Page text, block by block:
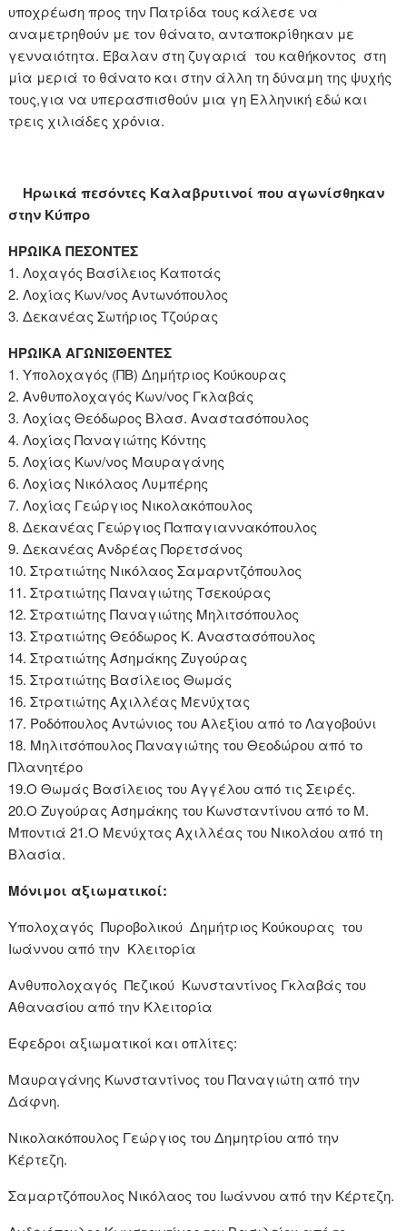
υποχρέωση προς την Πατρίδα τους κάλεσε να
αναμετρηθούν με τον θάνατο, ανταποκρίθηκαν με
γενναιότητα. Έβαλαν στη ζυγαριά του καθήκοντος στη
μία μεριά το θάνατο και στην άλλη τη δύναμη της ψυχής
τους,για να υπερασπισθούν μια γη Ελληνική εδώ και
τρεις χιλιάδες χρόνια.
Ηρωικά πεσόντες Καλαβρυτινοί που αγωνίσθηκαν
στην Κύπρο
ΗΡΩΙΚΑ ΠΕΣΟΝΤΕΣ
1. Λοχαγός Βασίλειος Καποτάς
2. Λοχίας Κων/νος Αντωνόπουλος
3. Δεκανέας Σωτήριος Τζούρας
ΗΡΩΙΚΑ ΑΓΩΝΙΣΘΕΝΤΕΣ
1. Υπολοχαγός (ΠΒ) Δημήτριος Κούκουρας
2. Ανθυπολοχαγός Κων/νος Γκλαβάς
3. Λοχίας Θεόδωρος Βλασ. Αναστασόπουλος
4. Λοχίας Παναγιώτης Κόντης
5. Λοχίας Κων/νος Μαυραγάνης
6. Λοχίας Νικόλαος Λυμπέρης
7. Λοχίας Γεώργιος Νικολακόπουλος
8. Δεκανέας Γεώργιος Παπαγιαννακόπουλος
9. Δεκανέας Ανδρέας Πορετσάνος
10. Στρατιώτης Νικόλαος Σαμαρντζόπουλος
11. Στρατιώτης Παναγιώτης Τσεκούρας
12. Στρατιώτης Παναγιώτης Μηλιτσόπουλος
13. Στρατιώτης Θεόδωρος Κ. Αναστασόπουλος
14. Στρατιώτης Ασημάκης Ζυγούρας
15. Στρατιώτης Βασίλειος Θωμάς
16. Στρατιώτης Αχιλλέας Μενύχτας
17. Ροδόπουλος Αντώνιος του Αλεξίου από το Λαγοβούνι
18. Μηλιτσόπουλος Παναγιώτης του Θεοδώρου από το
Πλανητέρο
19.Ο Θωμάς Βασίλειος του Αγγέλου από τις Σειρές.
20.Ο Ζυγούρας Ασημάκης του Κωνσταντίνου από το Μ.
Μποντιά 21.Ο Μενύχτας Αχιλλέας του Νικολάου από τη
Βλασία.
Μόνιμοι αξιωματικοί:
Υπολοχαγός Πυροβολικού Δημήτριος Κούκουρας του
Ιωάννου από την Κλειτορία
Ανθυπολοχαγός Πεζικού Κωνσταντίνος Γκλαβάς του
Αθανασίου από την Κλειτορία
Έφεδροι αξιωματικοί και οπλίτες:
Μαυραγάνης Κωνσταντίνος του Παναγιώτη από την
Δάφνη.
Νικολακόπουλος Γεώργιος του Δημητρίου από την
Κέρτεζη.
Σαμαρτζόπουλος Νικόλαος του Ιωάννου από την Κέρτεζη.